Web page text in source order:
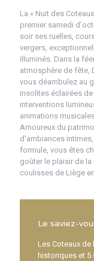
La « Nuit des
premier samedi
soir ses ruelles,
vergers,
illuminés. Dans la
atmosphère de fête,
vous déambulez au
insolites éclairées
interventions
animations
Amoureux du
d'ambiances
formule, vous êtes
goûter le plaisir de
coulisses de Liège
Le saviez-
Les Coteaux
historiques et